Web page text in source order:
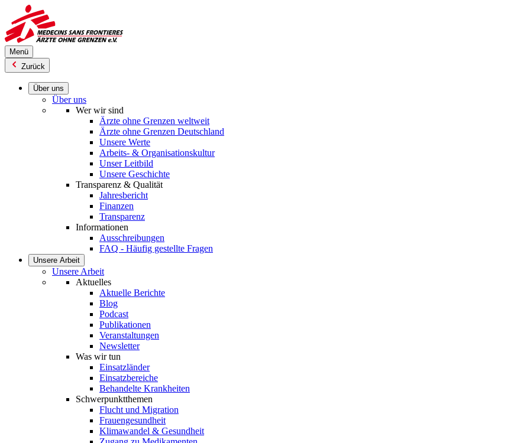
Direkt
zum
Inhalt
Menü
Zurück
Über uns
Über uns
Wer wir sind
Ärzte ohne Grenzen weltweit
Ärzte ohne Grenzen Deutschland
Unsere Werte
Arbeits- & Organisationskultur
Unser Leitbild
Unsere Geschichte
Transparenz & Qualität
Jahresbericht
Finanzen
Transparenz
Informationen
Ausschreibungen
FAQ - Häufig gestellte Fragen
Unsere Arbeit
Unsere Arbeit
Aktuelles
Aktuelle Berichte
Blog
Podcast
Publikationen
Veranstaltungen
Newsletter
Was wir tun
Einsatzländer
Einsatzbereiche
Behandelte Krankheiten
Schwerpunktthemen
Flucht und Migration
Frauengesundheit
Klimawandel & Gesundheit